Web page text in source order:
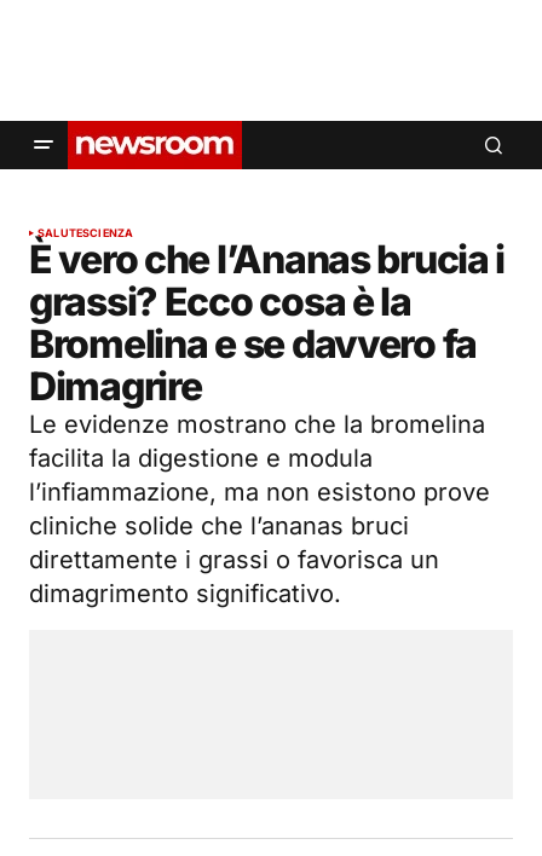
SALUTESCIENZA
È vero che l’Ananas brucia i
grassi? Ecco cosa è la
Bromelina e se davvero fa
Dimagrire
Le evidenze mostrano che la bromelina
facilita la digestione e modula
l’infiammazione, ma non esistono prove
cliniche solide che l’ananas bruci
direttamente i grassi o favorisca un
dimagrimento significativo.